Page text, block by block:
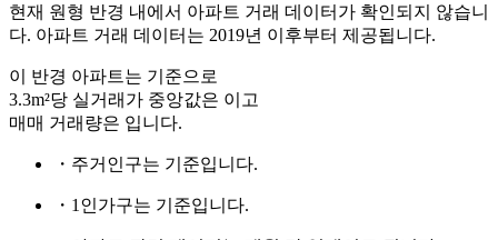
현재 원형 반경 내에서 아파트 거래 데이터가 확인되지 않습니
다. 아파트 거래 데이터는 2019년 이후부터 제공됩니다.
이 반경 아파트는 기준으로
3.3m²당 실거래가 중앙값은 이고
매매 거래량은 입니다.
・주거인구는 기준입니다.
・1인가구는 기준입니다.